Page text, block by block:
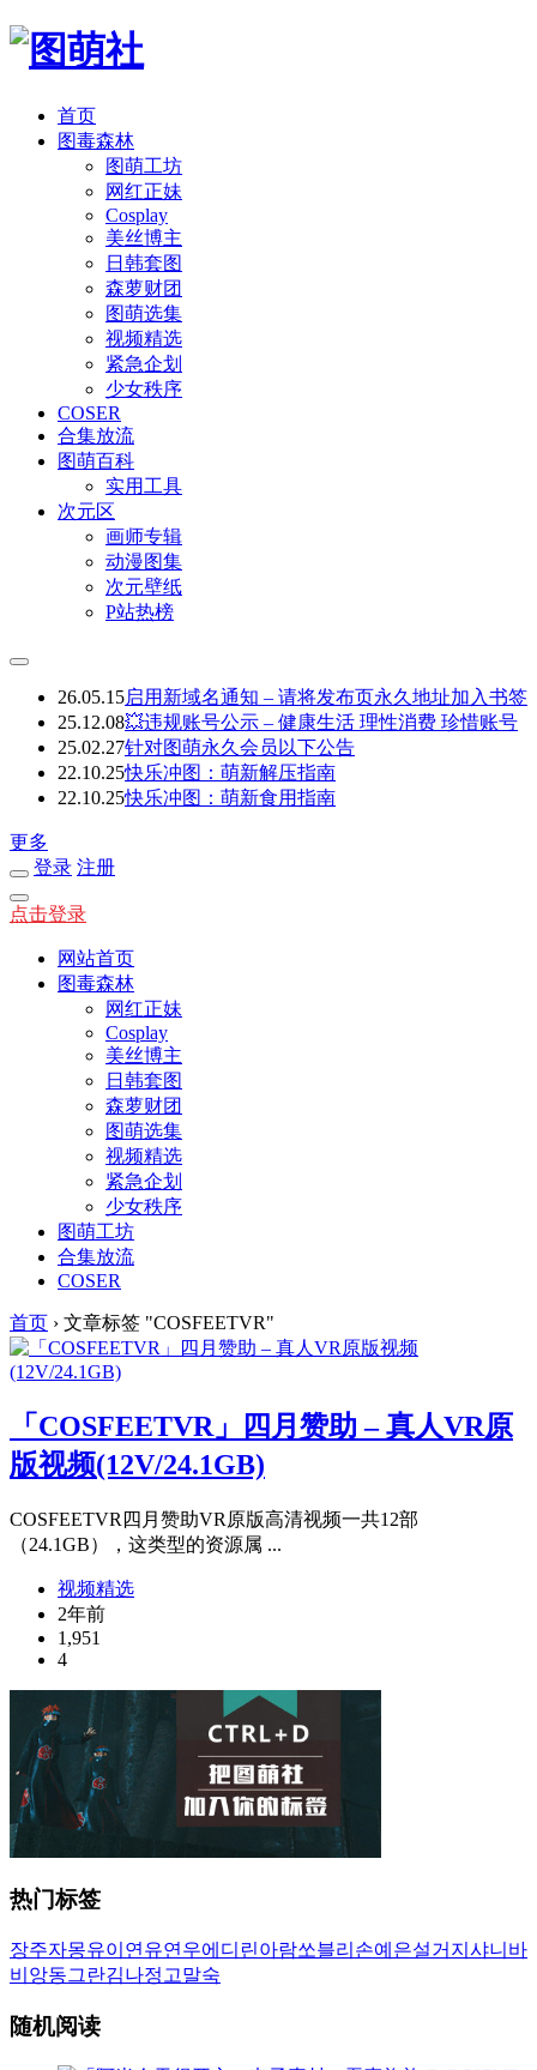
首页
图毒森林
图萌工坊
网红正妹
Cosplay
美丝博主
日韩套图
森萝财团
图萌选集
视频精选
紧急企划
少女秩序
COSER
合集放流
图萌百科
实用工具
次元区
画师专辑
动漫图集
次元壁纸
P站热榜
26.05.15启用新域名通知 – 请将发布页永久地址加入书签
25.12.08💥违规账号公示 – 健康生活 理性消费 珍惜账号
25.02.27针对图萌永久会员以下公告
22.10.25快乐冲图：萌新解压指南
22.10.25快乐冲图：萌新食用指南
更多
登录 注册
点击登录
网站首页
图毒森林
网红正妹
Cosplay
美丝博主
日韩套图
森萝财团
图萌选集
视频精选
紧急企划
少女秩序
图萌工坊
合集放流
COSER
首页 › 文章标签 "COSFEETVR"
「COSFEETVR」四月赞助 – 真人VR原
版视频(12V/24.1GB)
COSFEETVR四月赞助VR原版高清视频一共12部
（24.1GB），这类型的资源属 ...
视频精选
2年前
1,951
4
热门标签
장주자몽유이 연유연우에디린아람쏘블리 손예은설거지 샤니 바
비앙동그란김나정 고말숙
随机阅读